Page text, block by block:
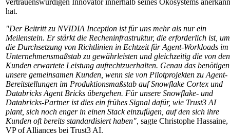
hat.
"Der Beitritt zu NVIDIA Inception ist für uns mehr als nur ein
Meilenstein. Er stärkt die Recheninfrastruktur, die erforderlich ist, um
die Durchsetzung von Richtlinien in Echtzeit für Agent-Workloads im
Unternehmensmaßstab zu gewährleisten und gleichzeitig die von den
Kunden erwartete Leistung aufrechtzuerhalten. Genau das benötigen
unsere gemeinsamen Kunden, wenn sie von Pilotprojekten zu Agent-
Bereitstellungen im Produktionsmaßstab auf Snowflake Cortex und
Databricks Agent Bricks übergehen. Für unsere Snowflake- und
Databricks-Partner ist dies ein frühes Signal dafür, wie Trust3 AI
plant, sich noch enger in einen Stack einzufügen, auf den sich ihre
Kunden oft bereits standardisiert haben", sagte Christophe Hassaine,
VP of Alliances bei Trust3 AI.